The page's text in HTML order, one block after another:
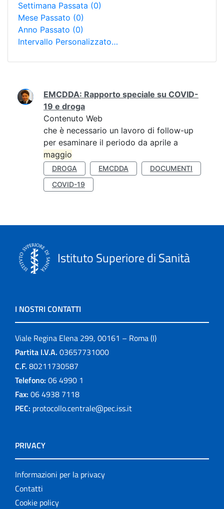
Settimana Passata (0)
Mese Passato (0)
Anno Passato (0)
Intervallo Personalizzato…
Ricerca
EMCDDA: Rapporto speciale su COVID-
19 e droga
Contenuto Web
che è necessario un lavoro di follow-up
per esaminare il periodo da aprile a
maggio
DROGA EMCDDA
DOCUMENTI
COVID-19
Istituto Superiore di Sanità
I NOSTRI CONTATTI
Viale Regina Elena 299, 00161 – Roma (I)
Partita I.V.A. 03657731000
C.F. 80211730587
Telefono: 06 4990 1
Fax: 06 4938 7118
PEC: protocollo.centrale@pec.iss.it
PRIVACY
Informazioni per la privacy
Contatti
Cookie policy